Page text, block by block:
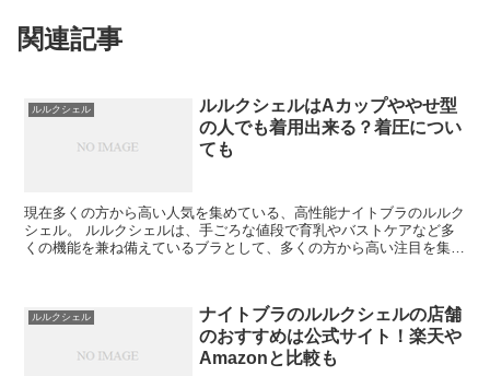
関連記事
ルルクシェル
ルルクシェルはAカップややせ型
の人でも着用出来る？着圧につい
ても
現在多くの方から高い人気を集めている、高性能ナイトブラのルルク
シェル。 ルルクシェルは、手ごろな値段で育乳やバストケアなど多
くの機能を兼ね備えているブラとして、多くの方から高い注目を集め
ルルクシェル
ナイトブラのルルクシェルの店舗
のおすすめは公式サイト！楽天や
Amazonと比較も